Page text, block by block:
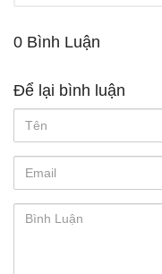
0 Bình Luận
Để lại bình luận